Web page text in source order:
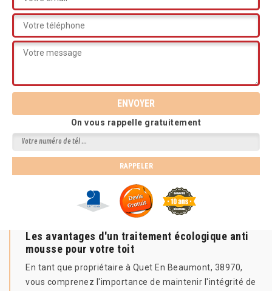
On vous rappelle gratuitement
Les avantages d'un traitement écologique anti
mousse pour votre toit
En tant que propriétaire à Quet En Beaumont, 38970,
vous comprenez l'importance de maintenir l'intégrité de